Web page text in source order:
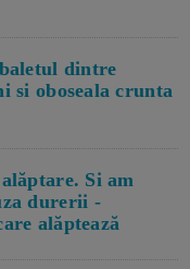
dintre
si oboseala crunta
Si am
durerii -
alăptează